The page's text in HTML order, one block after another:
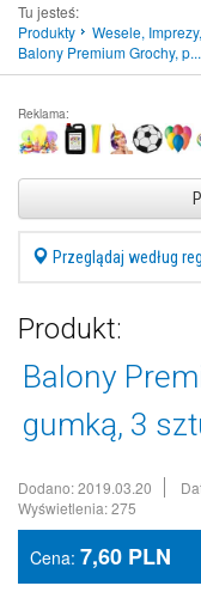
Tu jesteś:
Produkty
Wesele,
Balony Premium Grochy, p...
Reklama:
Przeglądaj według
Produkt:
Balony
gumką, 3
Dodano: 2019.03.20
Wyświetlenia: 275
Cena: 7,60 PLN